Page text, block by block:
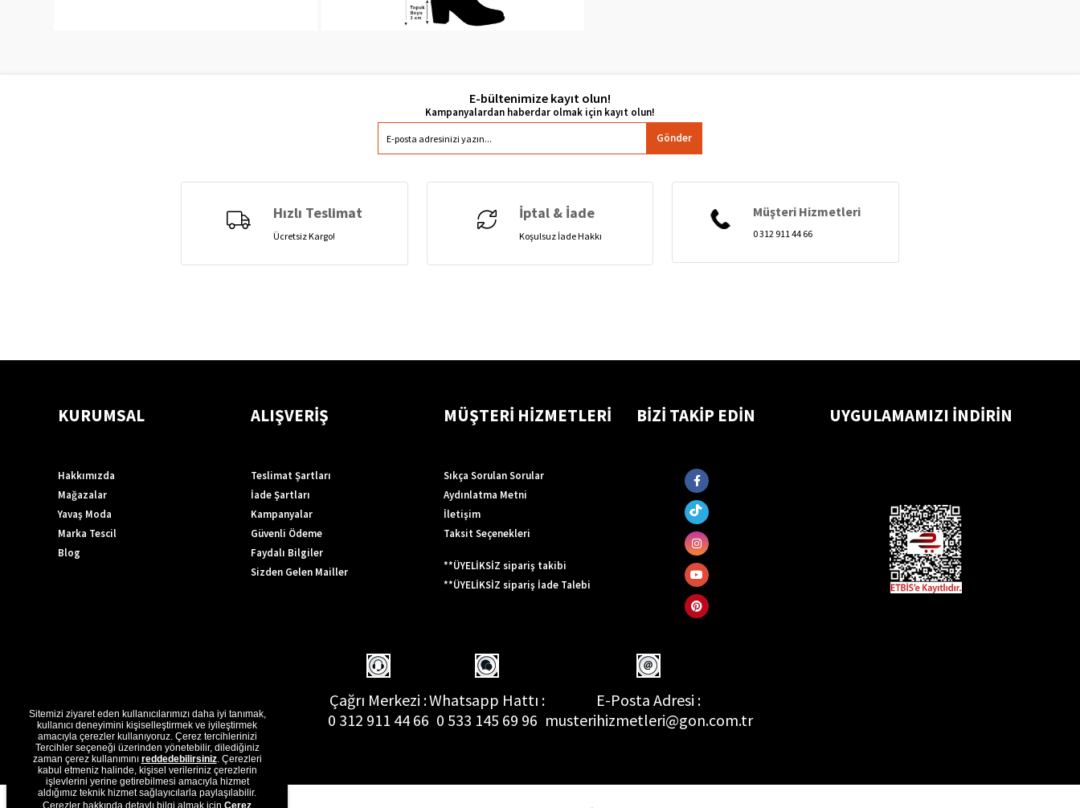
E-bültenimize kayıt olun!
Gönder
Hızlı Teslimat
Ücretsiz Kargo!
İptal & İade
Koşulsuz İade Hakkı
Müşteri Hizmetleri
0 312 911 44 66
KURUMSAL
Hakkımızda
Mağazalar
Yavaş Moda
Marka Tescil
Blog
ALIŞVERİŞ
Teslimat Şartları
İade Şartları
Kampanyalar
Güvenli Ödeme
Faydalı Bilgiler
Sizden Gelen Mailler
MÜŞTERİ HİZMETLERİ
Sıkça Sorulan Sorular
Aydınlatma Metni
İletişim
Taksit Seçenekleri
**ÜYELİKSİZ sipariş takibi
**ÜYELİKSİZ sipariş İade Talebi
BİZİ TAKİP EDİN UYGULAMAMIZI İNDİRİN
Çağrı Merkezi :
0 312 911 44 66
Whatsapp Hattı :
0 533 145 69 96
E-Posta Adresi :
musterihizmetleri@gon.com.tr
Sitemizi ziyaret eden kullanıcılarımızı daha iyi tanımak,
kullanıcı deneyimini kişiselleştirmek ve iyileştirmek
amacıyla çerezler kullanıyoruz. Çerez tercihlerinizi
Tercihler seçeneği üzerinden yönetebilir, dilediğiniz
zaman çerez kullanımını reddedebilirsiniz. Çerezleri
kabul etmeniz halinde, kişisel verileriniz çerezlerin
işlevlerini yerine getirebilmesi amacıyla hizmet
aldığımız teknik hizmet sağlayıcılarla paylaşılabilir.
Çerezler hakkında detaylı bilgi almak için Çerez